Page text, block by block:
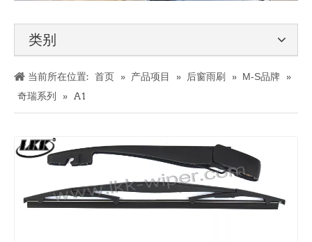
类别
当前所在位置: 首页 » 产品项目 » 后窗雨刷 » M-S品牌
»
奇瑞系列
» A1